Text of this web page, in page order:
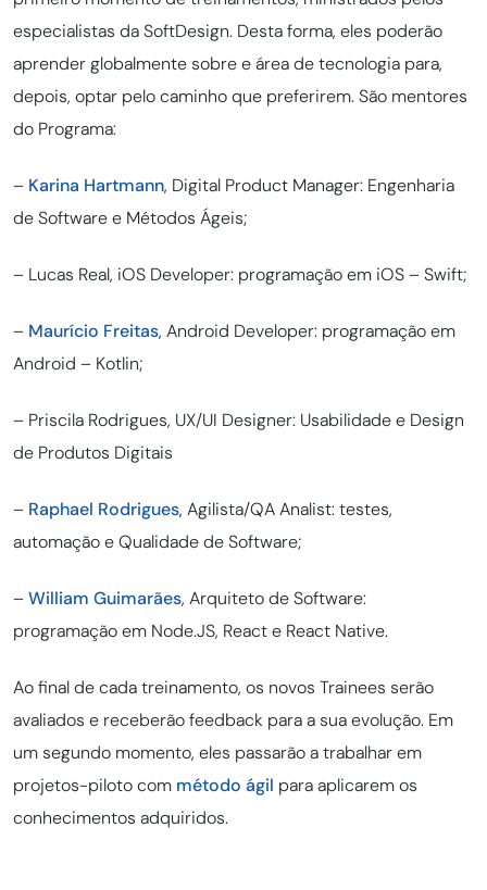
especialistas da SoftDesign. Desta forma, eles poderão
aprender globalmente sobre e área de tecnologia para,
depois, optar pelo caminho que preferirem. São mentores
do Programa:
– Karina Hartmann, Digital Product Manager: Engenharia
de Software e Métodos Ágeis;
– Lucas Real, iOS Developer: programação em iOS – Swift;
– Maurício Freitas, Android Developer: programação em
Android – Kotlin;
– Priscila Rodrigues, UX/UI Designer: Usabilidade e Design
de Produtos Digitais
– Raphael Rodrigues, Agilista/QA Analist: testes,
automação e Qualidade de Software;
– William Guimarães, Arquiteto de Software:
programação em Node.JS, React e React Native.
Ao final de cada treinamento, os novos Trainees serão
avaliados e receberão feedback para a sua evolução. Em
um segundo momento, eles passarão a trabalhar em
projetos-piloto com método ágil para aplicarem os
conhecimentos adquiridos.